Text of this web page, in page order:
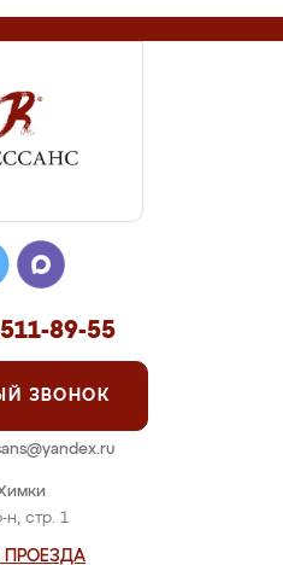
н, стр. 1
ПРОЕЗДА
511-89-55
ЗВОНОК